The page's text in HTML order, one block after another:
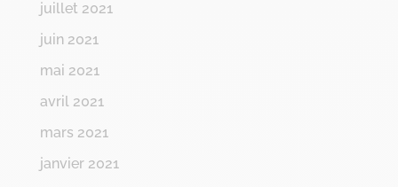
juillet 2021
juin 2021
mai 2021
avril 2021
mars 2021
janvier 2021